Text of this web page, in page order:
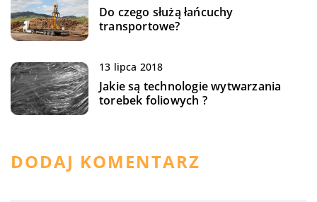
Do czego służą łańcuchy
transportowe?
13 lipca 2018
Jakie są technologie wytwarzania
torebek foliowych ?
DODAJ KOMENTARZ